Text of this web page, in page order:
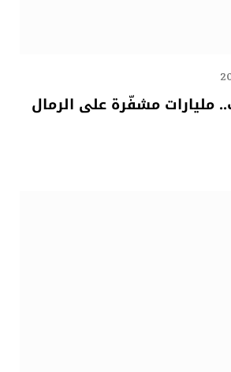
مليارات مشفّرة على الرمال